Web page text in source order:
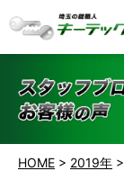
HOME > 2019年 >